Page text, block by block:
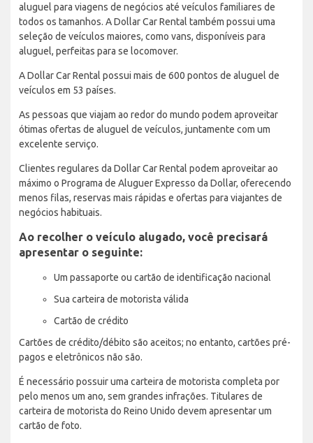
aluguel para viagens de negócios até veículos familiares de
todos os tamanhos. A Dollar Car Rental também possui uma
seleção de veículos maiores, como vans, disponíveis para
aluguel, perfeitas para se locomover.
A Dollar Car Rental possui mais de 600 pontos de aluguel de
veículos em 53 países.
As pessoas que viajam ao redor do mundo podem aproveitar
ótimas ofertas de aluguel de veículos, juntamente com um
excelente serviço.
Clientes regulares da Dollar Car Rental podem aproveitar ao
máximo o Programa de Aluguer Expresso da Dollar, oferecendo
menos filas, reservas mais rápidas e ofertas para viajantes de
negócios habituais.
Ao recolher o veículo alugado, você precisará
apresentar o seguinte:
Um passaporte ou cartão de identificação nacional
Sua carteira de motorista válida
Cartão de crédito
Cartões de crédito/débito são aceitos; no entanto, cartões pré-
pagos e eletrônicos não são.
É necessário possuir uma carteira de motorista completa por
pelo menos um ano, sem grandes infrações. Titulares de
carteira de motorista do Reino Unido devem apresentar um
cartão de foto.